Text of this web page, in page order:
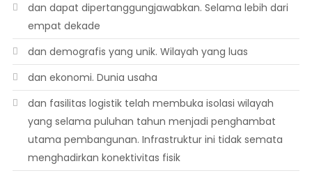
dan dapat dipertanggungjawabkan. Selama lebih dari
empat dekade
dan demografis yang unik. Wilayah yang luas
dan ekonomi. Dunia usaha
dan fasilitas logistik telah membuka isolasi wilayah
yang selama puluhan tahun menjadi penghambat
utama pembangunan. Infrastruktur ini tidak semata
menghadirkan konektivitas fisik